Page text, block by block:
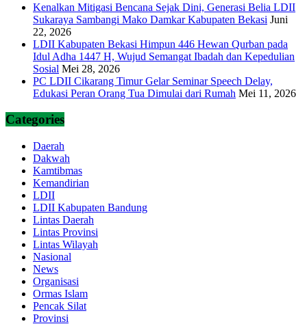
Kenalkan Mitigasi Bencana Sejak Dini, Generasi Belia LDII
Sukaraya Sambangi Mako Damkar Kabupaten Bekasi Juni
22, 2026
LDII Kabupaten Bekasi Himpun 446 Hewan Qurban pada
Idul Adha 1447 H, Wujud Semangat Ibadah dan Kepedulian
Sosial Mei 28, 2026
PC LDII Cikarang Timur Gelar Seminar Speech Delay,
Edukasi Peran Orang Tua Dimulai dari Rumah Mei 11, 2026
Categories
Daerah
Dakwah
Kamtibmas
Kemandirian
LDII
LDII Kabupaten Bandung
Lintas Daerah
Lintas Provinsi
Lintas Wilayah
Nasional
News
Organisasi
Ormas Islam
Pencak Silat
Provinsi